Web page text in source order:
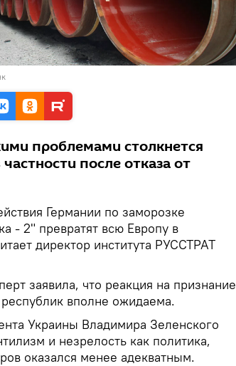
проблемами столкнется
после отказа от
Германии по заморозке
- 2" превратят всю Европу в
директор института РУССТРАТ
заявила, что реакция на признание
вполне ожидаема.
Украины Владимира Зеленского
и незрелость как политика,
оказался менее адекватным.